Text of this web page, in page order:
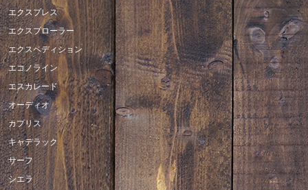
エクスプレス
エクスプローラー
エクスペディション
エコノライン
エスカレード
オーディオ
カプリス
キャデラック
サーフ
シエラ